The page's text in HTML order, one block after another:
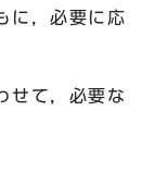
に，必要に応
せて，必要な